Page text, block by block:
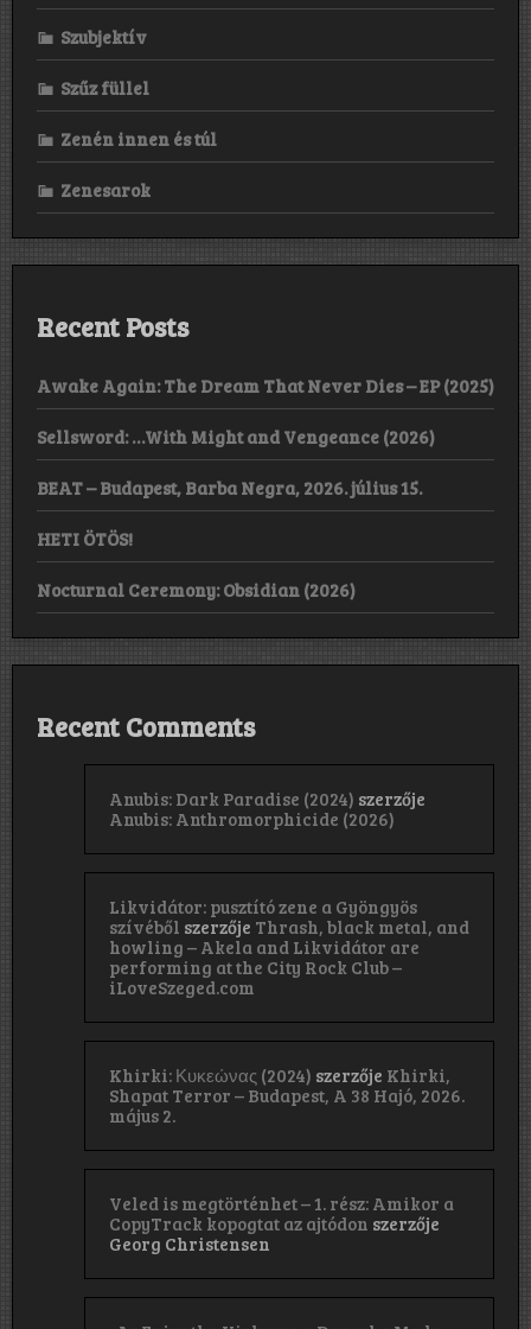
Szubjektív
Szűz füllel
Zenén innen és túl
Zenesarok
Recent Posts
Awake Again: The Dream That Never Dies – EP (2025)
Sellsword: …With Might and Vengeance (2026)
BEAT – Budapest, Barba Negra, 2026. július 15.
HETI ÖTÖS!
Nocturnal Ceremony: Obsidian (2026)
Recent Comments
Anubis: Dark Paradise (2024) szerzője
Anubis: Anthromorphicide (2026)
Likvidátor: pusztító zene a Gyöngyös
szívéből szerzője Thrash, black metal, and
howling – Akela and Likvidátor are
performing at the City Rock Club –
iLoveSzeged.com
Khirki: Κ​υ​κ​ε​ώ​ν​α​ς (2024) szerzője Khirki,
Shapat Terror – Budapest, A 38 Hajó, 2026.
május 2.
Veled is megtörténhet – 1. rész: Amikor a
CopyTrack kopogtat az ajtódon szerzője
Georg Christensen